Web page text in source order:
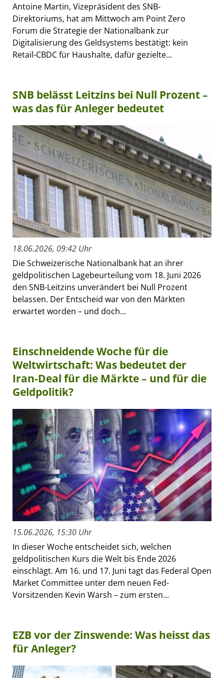
Antoine Martin, Vizepräsident des SNB-
Direktoriums, hat am Mittwoch am Point Zero
Forum die Strategie der Nationalbank zur
Digitalisierung des Geldsystems bestätigt: kein
Retail-CBDC für Haushalte, dafür gezielte...
SNB belässt Leitzins bei Null Prozent –
was das für Anleger bedeutet
18.06.2026, 09:42 Uhr
Die Schweizerische Nationalbank hat an ihrer
geldpolitischen Lagebeurteilung vom 18. Juni 2026
den SNB-Leitzins unverändert bei Null Prozent
belassen. Der Entscheid war von den Märkten
erwartet worden – und doch...
Einschneidende Woche für die
Weltwirtschaft: Was bedeutet der
Iran-Deal für die Märkte – und für die
Geldpolitik?
15.06.2026, 15:30 Uhr
In dieser Woche entscheidet sich, welchen
geldpolitischen Kurs die Welt bis Ende 2026
einschlägt. Am 16. und 17. Juni tagt das Federal Open
Market Committee unter dem neuen Fed-
Vorsitzenden Kevin Warsh – zum ersten...
EZB vor der Zinswende: Was heisst das
für Anleger?